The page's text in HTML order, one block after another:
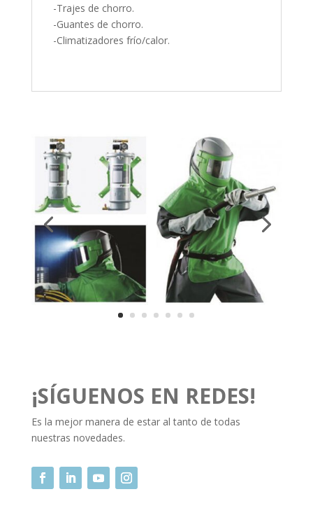
-Trajes de chorro.
-Guantes de chorro.
-Climatizadores frío/calor.
¡SÍGUENOS EN REDES!
Es la mejor manera de estar al tanto de todas
nuestras novedades.